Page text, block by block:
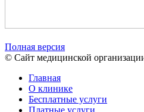
Полная версия
© Сайт медицинской
Главная
О клинике
Бесплатные услуги